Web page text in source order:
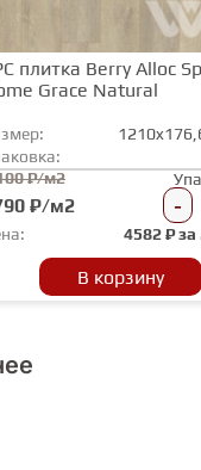
плитка Berry Alloc
Grace Natural
₽/м2
₽/м2 -
4582₽ за
В корзину